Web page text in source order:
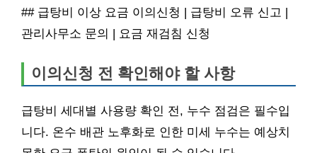
## 급탕비 이상 요금 이의신청 | 급탕비 오류 신고 |
관리사무소 문의 | 요금 재검침 신청
이의신청 전 확인해야 할 사항
급탕비 세대별 사용량 확인 전, 누수 점검은 필수입
니다. 온수 배관 노후화로 인한 미세 누수는 예상치